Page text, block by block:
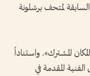
السابقة لمتحف برشلونة
المشترك». واستناداً
المقدمة في